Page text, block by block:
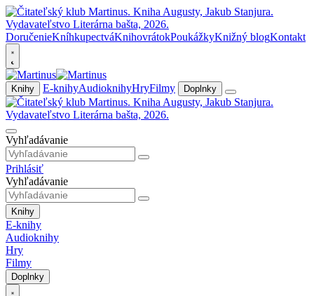
DoručenieKníhkupectváKnihovrátokPoukážkyKnižný blogKontakt
Knihy E-knihyAudioknihyHryFilmy Doplnky
Vyhľadávanie
Prihlásiť
Vyhľadávanie
Knihy
E-knihy
Audioknihy
Hry
Filmy
Doplnky